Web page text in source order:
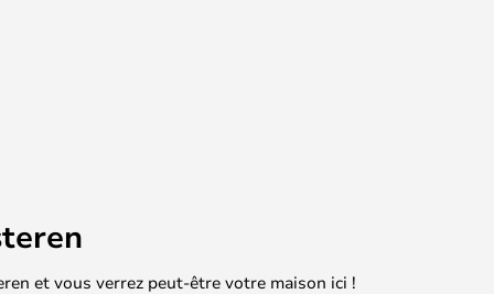
et vous verrez peut-être votre maison ici !